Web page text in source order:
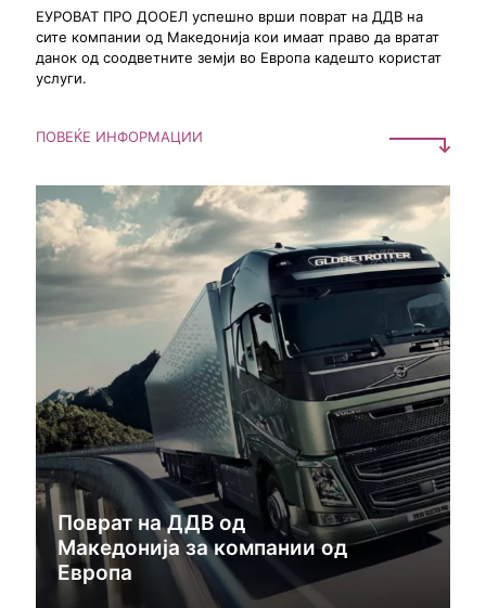
ЕУРОВАТ ПРО ДООЕЛ успешно врши поврат на ДДВ на
сите компании од Македонија кои имаат право да вратат
данок од соодветните земји во Европа кадешто користат
услуги.
ПОВЕЌЕ ИНФОРМАЦИИ
Поврат на ДДВ од
Македонија за компании од
Европа